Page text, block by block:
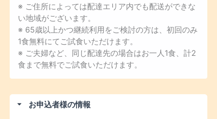
※ ご住所によっては配達エリア内でも配送ができな
い地域がございます。
※ 65歳以上かつ継続利用をご検討の方は、初回のみ
1食無料にてご試食いただけます。
※ ご夫婦など、同じ配達先の場合はお一人1食、計2
食まで無料でご試食いただけます。
お申込者様の情報